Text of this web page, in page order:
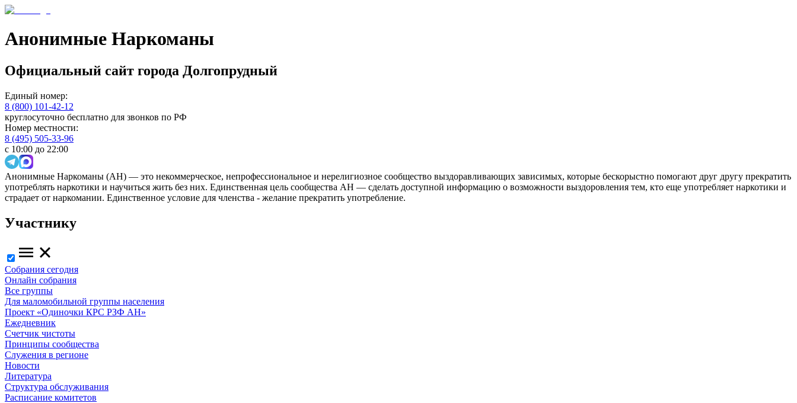
Анонимные Наркоманы
Официальный сайт города Долгопрудный
Единый номер:
8 (800) 101-42-12
круглосуточно бесплатно для звонков по РФ
Номер местности:
8 (495) 505-33-96
с 10:00 до 22:00
Анонимные Наркоманы (АН) — это некоммерческое, непрофессиональное и нерелигиозное сообщество выздоравливающих зависимых, которые бескорыстно помогают друг другу прекратить
употреблять наркотики и научиться жить без них. Единственная цель сообщества АН — сделать доступной информацию о возможности выздоровления тем, кто еще употребляет наркотики и
страдает от наркомании. Единственное условие для членства - желание прекратить употребление.
Участнику
Собрания сегодня
Онлайн собрания
Все группы
Для маломобильной группы населения
Проект «Одиночки КРС РЗФ АН»
Ежедневник
Счетчик чистоты
Принципы сообщества
Служения в регионе
Новости
Литература
Структура обслуживания
Расписание комитетов